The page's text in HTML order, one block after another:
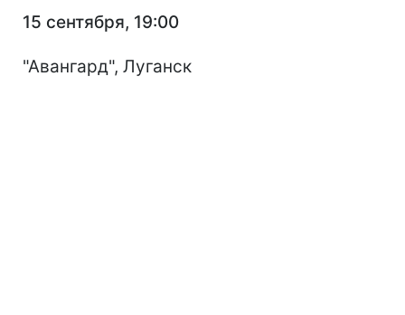
15 сентября, 19:00
"Авангард", Луганск